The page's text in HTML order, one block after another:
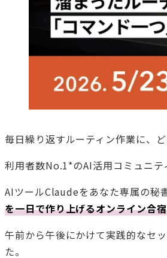
毎日繰り返すルーティン作業に、
利用者数No.1*のAI活用コミュニ
AIツールClaudeをあなた専属の秘
を一日で作り上げるオンライン合宿
午前から午後にかけて実践的なセ
た。